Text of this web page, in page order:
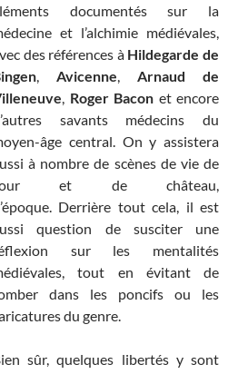
documentés sur la
et l’alchimie médiévales,
des références à Hildegarde de
Avicenne
Arnaud de
Roger Bacon et encore
savants médecins du
âge central. On y assistera
à nombre de scènes de vie de
et de château,
Derrière tout cela, il est
question de susciter une
sur les mentalités
tout en évitant de
dans les poncifs ou les
du genre.
sûr, quelques libertés y sont